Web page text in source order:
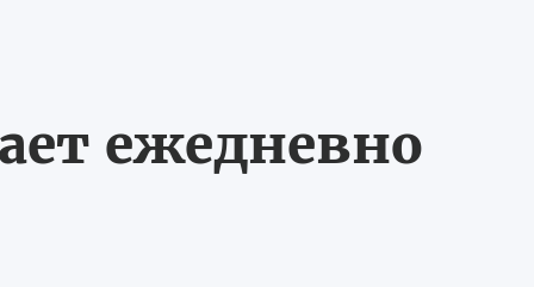
ежедневно